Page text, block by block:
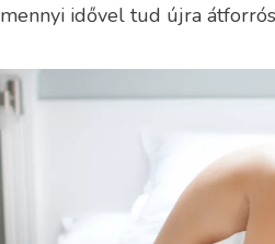
mennyi idővel tud újra